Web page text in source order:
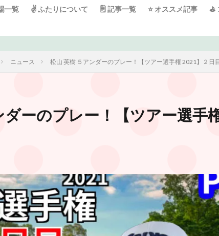
一覧 ✌️ ふたりについて 🗒 記事一覧 ⭐️ オススメ記事 ⛳️
ご訪問ありが
ニュース 松山 英樹 ５アンダーのプレー！【ツアー選手権 2021】２日
ーのプレー！【ツアー選手権